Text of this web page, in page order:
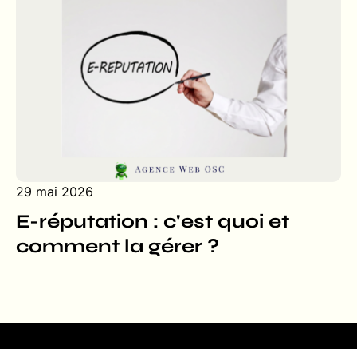
29 mai 2026
E-réputation : c'est quoi et
comment la gérer ?